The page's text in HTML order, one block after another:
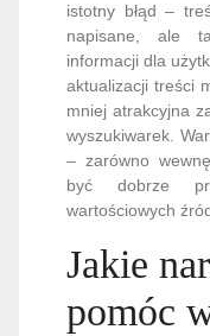
istotny błąd –
napisane, ale
informacji dla
aktualizacji treści
mniej atrakcyjna
wyszukiwarek.
– zarówno
być dobrze
wartościowych
Jakie
pomóc